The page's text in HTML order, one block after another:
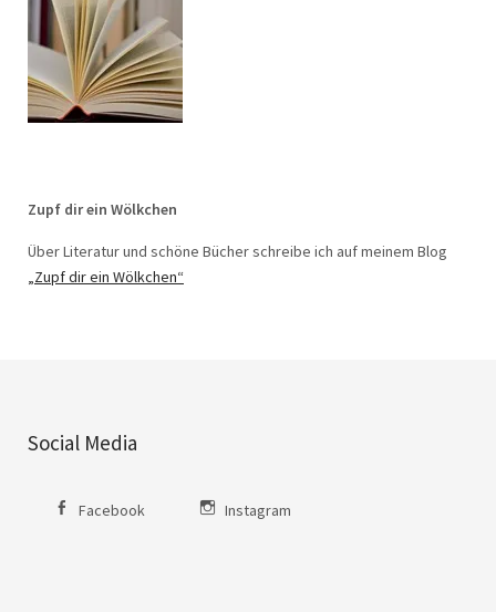
Zupf dir ein Wölkchen
Über Literatur und schöne Bücher schreibe ich auf meinem Blog
„Zupf dir ein Wölkchen“
Social Media
Facebook Instagram